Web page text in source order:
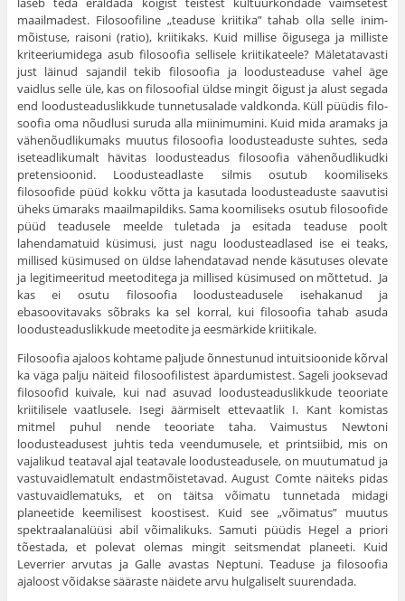
maailmadest. Filosoofiline „teaduse kriitika” tahab olla selle inim­
mõistuse, raisoni (ratio), kriitikaks. Kuid millise õigusega ja milliste
kriteeriumidega asub filosoofia sellisele kriitikateele? Mäleta­tavasti
just läinud sajandil tekib filosoofia ja loodusteaduse vahel äge
vaidlus selle üle, kas on filosoofial üldse mingit õigust ja alust segada
end loodusteaduslikkude tunnetusalade valdkonda. Küll püüdis filo­
soofia oma nõudlusi suruda alla miinimumini. Kuid mida aramaks ja
vähenõudlikumaks muutus filosoofia loodusteaduste suhtes, seda
iseteadlikumalt hävitas loodusteadus filosoofia vähenõudlikudki
pre­tensioonid. Loodusteadlaste silmis osutub koomiliseks
filosoofide püüd kokku võtta ja kasutada loodusteaduste saavutisi
üheks üma­raks maailmapildiks. Sama koomiliseks osutub filosoofide
püüd teadusele meelde tuletada ja esitada teaduse poolt
lahendamatuid kü­simusi, just nagu loodusteadlased ise ei teaks,
millised küsimused on üldse lahendatavad nende käsutuses olevate
ja legitimeeritud meeto­ditega ja millised küsimused on mõttetud. Ja
kas ei osutu filosoofia loodusteadusele isehakanud ja
ebasoovitavaks sõbraks ka sel korral, kui filosoofia tahab asuda
loodusteaduslikkude meetodite ja eesmär­kide kriitikale.
Filosoofia ajaloos kohtame paljude õnnestunud intuitsioonide kõrval
ka väga palju näiteid filosoofilistest äpardumistest. Sageli jooksevad
filosoofid kuivale, kui nad asuvad loodusteaduslikkude teooriate
kriitilisele vaatlusele. Isegi äärmiselt ettevaatlik I. Kant komistas
mitmel puhul nende teooriate taha. Vaimustus Newtoni
loodusteadusest juhtis teda veendumusele, et printsiibid, mis on
vaja­likud teataval ajal teatavale loodusteadusele, on muutumatud ja
vas­tuvaidlematult endastmõistetavad. August Comte näiteks pidas
vas­tuvaidlematuks, et on täitsa võimatu tunnetada midagi
planeetide kee­milisest koostisest. Kuid see „võimatus” muutus
spektraalanalüüsi abil võimalikuks. Samuti püüdis Hegel a priori
tõestada, et polevat olemas mingit seitsmendat planeeti. Kuid
Leverrier arvutas ja Galle avastas Neptuni. Teaduse ja filosoofia
ajaloost võidakse sääraste näidete arvu hulgaliselt suurendada.